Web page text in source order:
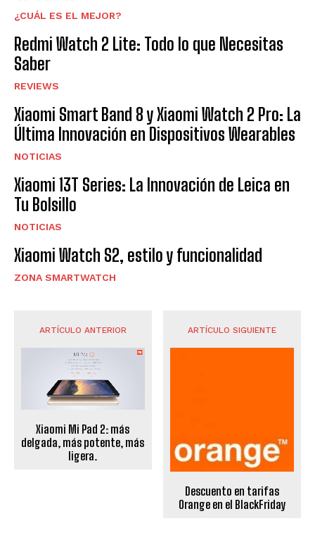
¿CUÁL ES EL MEJOR?
Redmi Watch 2 Lite: Todo lo que Necesitas
Saber
REVIEWS
Xiaomi Smart Band 8 y Xiaomi Watch 2 Pro: La
Última Innovación en Dispositivos Wearables
NOTICIAS
Xiaomi 13T Series: La Innovación de Leica en
Tu Bolsillo
NOTICIAS
Xiaomi Watch S2, estilo y funcionalidad
ZONA SMARTWATCH
ARTÍCULO ANTERIOR
Xiaomi Mi Pad 2: más
delgada, más potente, más
ligera.
ARTÍCULO SIGUIENTE
Descuento en tarifas
Orange en el BlackFriday